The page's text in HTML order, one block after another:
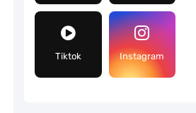
Tiktok Instagram